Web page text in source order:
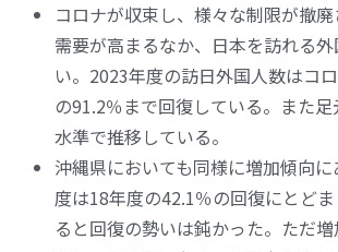
コロナが収束し、様々な制限が撤
需要が高まるなか、日本を訪れる
い。2023年度の訪日外国人数はコ
の91.2％まで回復している。また
水準で推移している。
沖縄県においても同様に増加傾向
度は18年度の42.1％の回復にとど
ると回復の勢いは鈍かった。ただ